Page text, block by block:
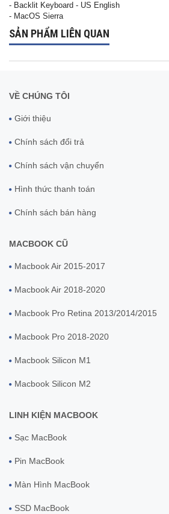
- Backlit Keyboard - US English
- MacOS Sierra
SẢN PHẨM LIÊN QUAN
VỀ CHÚNG TÔI
Giới thiệu
Chính sách đổi trả
Chính sách vận chuyển
Hình thức thanh toán
Chính sách bán hàng
MACBOOK CŨ
Macbook Air 2015-2017
Macbook Air 2018-2020
Macbook Pro Retina 2013/2014/2015
Macbook Pro 2018-2020
Macbook Silicon M1
Macbook Silicon M2
LINH KIỆN MACBOOK
Sạc MacBook
Pin MacBook
Màn Hình MacBook
SSD MacBook